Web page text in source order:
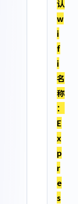
认
w
i
f
i
名
称
：
E
x
p
r
e
s